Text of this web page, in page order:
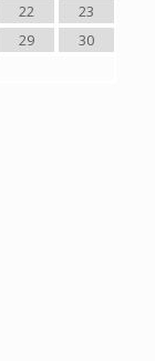
22
23
29
30